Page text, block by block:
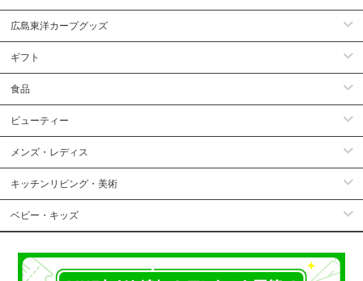
広島東洋カープグッズ
ギフト
食品
ビューティー
メンズ・レディス
キッチンリビング・美術
ベビー・キッズ